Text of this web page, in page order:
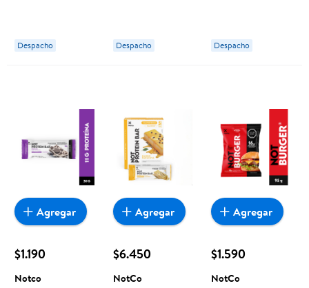
Despacho
g Notco
Despacho
g Notco
Despacho
$1.190
Notco
Agregar
$6.450
NotCo
Agregar
$1.590
NotCo
Agregar